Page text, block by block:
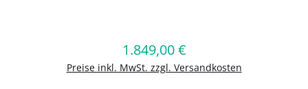
Regulärer Preis:
1.849,00 €
Preise inkl. MwSt. zzgl. Versandkosten
In den Warenkorb